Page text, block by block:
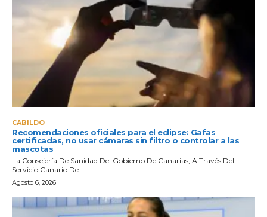
CABILDO
Recomendaciones oficiales para el eclipse: Gafas
certificadas, no usar cámaras sin filtro o controlar a las
mascotas
La Consejería De Sanidad Del Gobierno De Canarias, A Través Del
Servicio Canario De...
Agosto 6, 2026